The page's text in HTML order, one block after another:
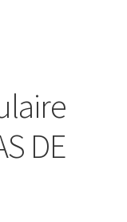
DE